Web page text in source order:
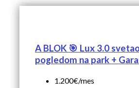
A BLOK 🎯 Lux 3.0
pogledom na park +
1.200€/mes